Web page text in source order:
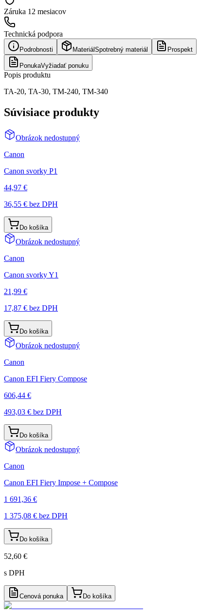
Záruka 12 mesiacov
Technická podpora
Podrobnosti Materiál Spotrebný materiál Prospekt
PonukaVyžiadať ponuku
Popis produktu
TA-20, TA-30, TM-240, TM-340
Súvisiace produkty
Obrázok nedostupný
Canon
Canon svorky P1
44,97 €
36,55 € bez DPH
Do košíka
Obrázok nedostupný
Canon
Canon svorky Y1
21,99 €
17,87 € bez DPH
Do košíka
Obrázok nedostupný
Canon
Canon EFI Fiery Compose
606,44 €
493,03 € bez DPH
Do košíka
Obrázok nedostupný
Canon
Canon EFI Fiery Impose + Compose
1 691,36 €
1 375,08 € bez DPH
Do košíka
52,60 €
s DPH
Cenová ponuka Do košíka